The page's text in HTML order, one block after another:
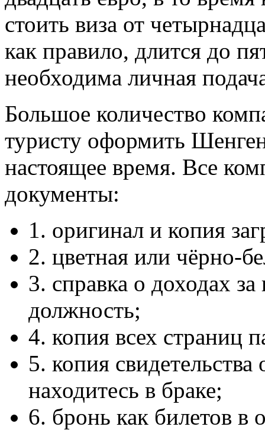
стоить виза от
как правило, длится до
необходима личная
Большое количество
туристу оформить
настоящее время. Все
документы:
1. оригинал и копия
2. цветная или чёрно-
3. справка о доходах
должность;
4. копия всех страниц
5. копия
находитесь в браке;
6. бронь как билетов в